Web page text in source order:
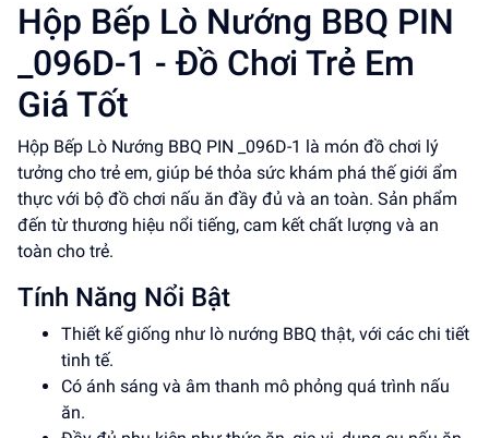
Hộp Bếp Lò Nướng BBQ PIN
_096D-1 - Đồ Chơi Trẻ Em
Giá Tốt
Hộp Bếp Lò Nướng BBQ PIN _096D-1 là món đồ chơi lý
tưởng cho trẻ em, giúp bé thỏa sức khám phá thế giới ẩm
thực với bộ đồ chơi nấu ăn đầy đủ và an toàn. Sản phẩm
đến từ thương hiệu nổi tiếng, cam kết chất lượng và an
toàn cho trẻ.
Tính Năng Nổi Bật
Thiết kế giống như lò nướng BBQ thật, với các chi tiết
tinh tế.
Có ánh sáng và âm thanh mô phỏng quá trình nấu
ăn.